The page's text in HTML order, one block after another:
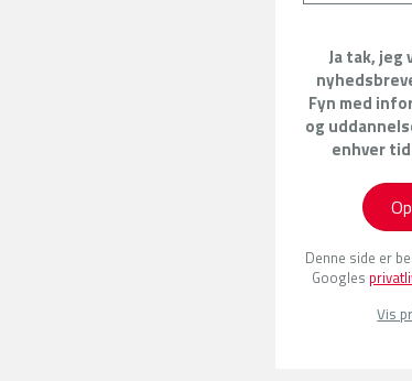
Ja tak, jeg
Fyn med
og
enhver
Denne side er
Googles
Vis